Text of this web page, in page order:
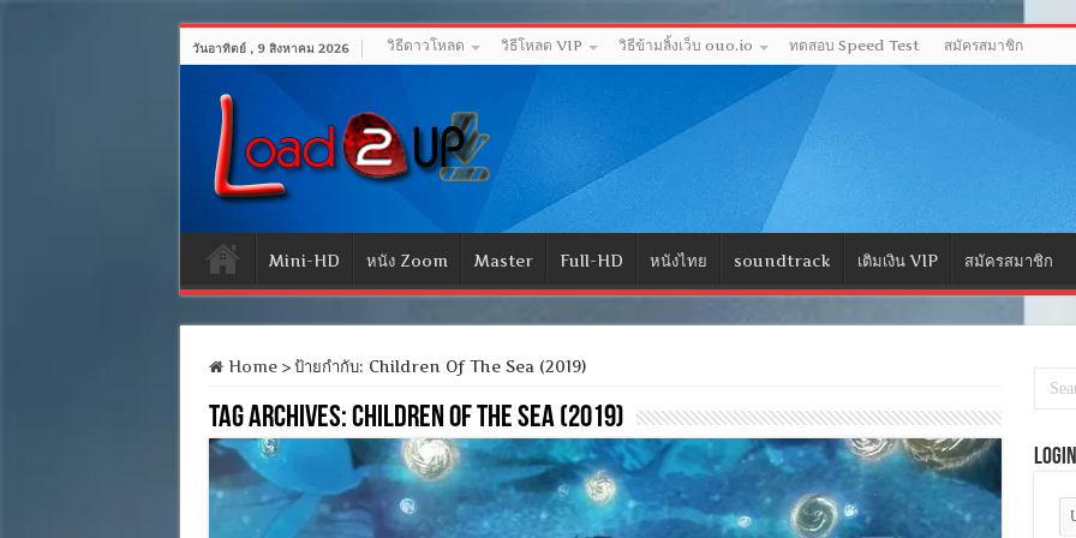
วันอาทิตย์ , 9 สิงหาคม 2026 วิธีดาวโหลด วิธีโหลด VIP วิธีข้ามลิ้งเว็บ ouo.io ทดสอบ Speed Test สมัครสมาชิก
Mini-HD หนัง Zoom Master Full-HD หนังไทย soundtrack เติมเงิน VIP สมัครสมาชิก
Home > ป้ายกำกับ: Children Of The Sea (2019)
Tag Archives:Children Of The Sea (2019)
Login